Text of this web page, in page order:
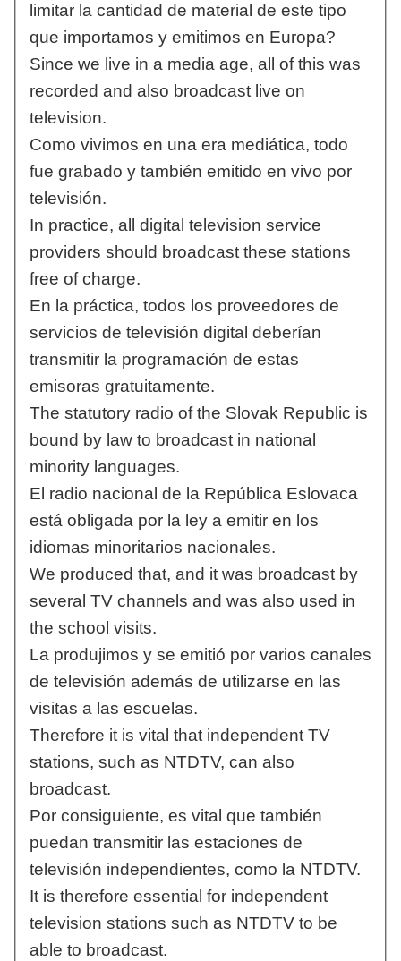
limitar la cantidad de material de este tipo
que importamos y emitimos en Europa?
Since we live in a media age, all of this was
recorded and also broadcast live on
television.
Como vivimos en una era mediática, todo
fue grabado y también emitido en vivo por
televisión.
In practice, all digital television service
providers should broadcast these stations
free of charge.
En la práctica, todos los proveedores de
servicios de televisión digital deberían
transmitir la programación de estas
emisoras gratuitamente.
The statutory radio of the Slovak Republic is
bound by law to broadcast in national
minority languages.
El radio nacional de la República Eslovaca
está obligada por la ley a emitir en los
idiomas minoritarios nacionales.
We produced that, and it was broadcast by
several TV channels and was also used in
the school visits.
La produjimos y se emitió por varios canales
de televisión además de utilizarse en las
visitas a las escuelas.
Therefore it is vital that independent TV
stations, such as NTDTV, can also
broadcast.
Por consiguiente, es vital que también
puedan transmitir las estaciones de
televisión independientes, como la NTDTV.
It is therefore essential for independent
television stations such as NTDTV to be
able to broadcast.